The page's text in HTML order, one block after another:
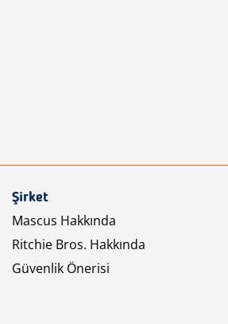
Şirket
Mascus Hakkında
Ritchie Bros. Hakkında
Güvenlik Önerisi